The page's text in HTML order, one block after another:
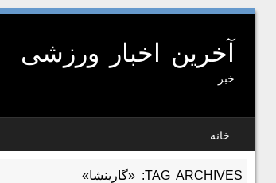
آخرین اخبار ورزشی
خبر
MENU
SKIP TO CONTENT
خانه
TAG ARCHIVES: «گارینشا»